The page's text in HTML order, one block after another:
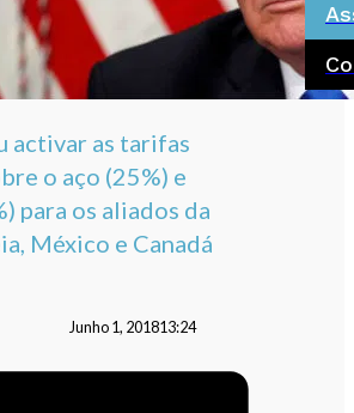
activar as tarifas
o aço (25%) e
para os aliados da
México e Canadá
Junho 1, 201813:24